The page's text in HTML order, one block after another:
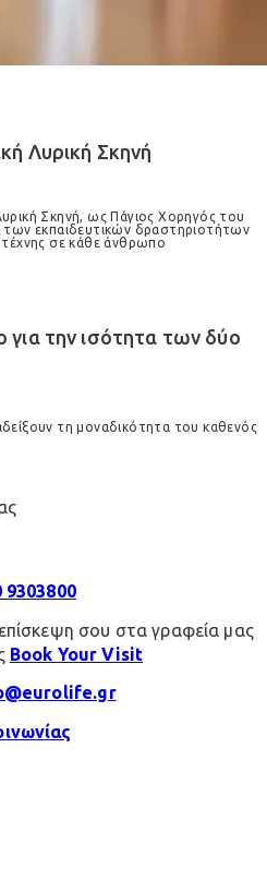
Λυρική Σκηνή
Σκηνή, ως Πάγιος Χορηγός του
των εκπαιδευτικών δραστηριοτήτων
σε κάθε άνθρωπο
για την ισότητα των δύο
τη μοναδικότητα του καθενός
9303800
σου στα γραφεία μας
Book Your Visit